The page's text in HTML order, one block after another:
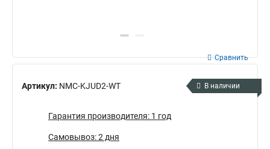
Артикул: NMC-KJUD2-WT
Сравнить
В наличии
Гарантия производителя: 1 год
Самовывоз: 2 дня